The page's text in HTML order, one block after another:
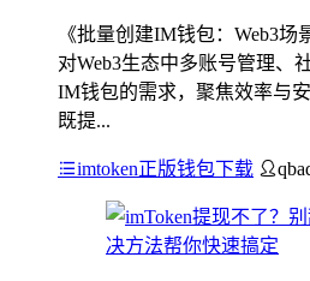
《批量创建IM钱包：Web3
对Web3生态中多账号管理、
IM钱包的需求，聚焦效率与
既提...
imtoken正版钱包下载